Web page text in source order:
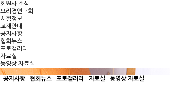
회원사 소식
요리경연대회
시험정보
교재안내
공지사항
협회뉴스
포토갤러리
자료실
동영상 자료실
비영리교육법인
공지사항
협회뉴스 포토갤러리 자료실 동영상 자료실